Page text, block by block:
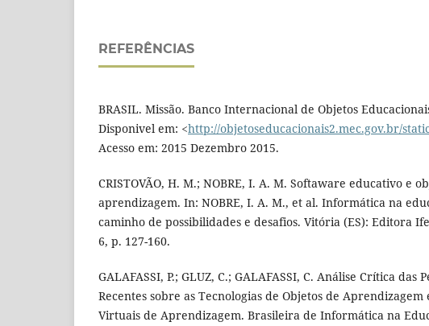
REFERÊNCIAS
BRASIL. Missão. Banco Internacional de Objetos
Disponivel em: <http://objetoseducacionais2.mec.gov.br/
Acesso em: 2015 Dezembro 2015.
CRISTOVÃO, H. M.; NOBRE, I. A. M. Softaware educativo e
aprendizagem. In: NOBRE, I. A. M., et al. Informática na
caminho de possibilidades e desafios. Vitória (ES): Editora
6, p. 127-160.
GALAFASSI, P.; GLUZ, C.; GALAFASSI, C. Análise Crítica das
Recentes sobre as Tecnologias de Objetos de Aprendizagem
Virtuais de Aprendizagem. Brasileira de Informática na